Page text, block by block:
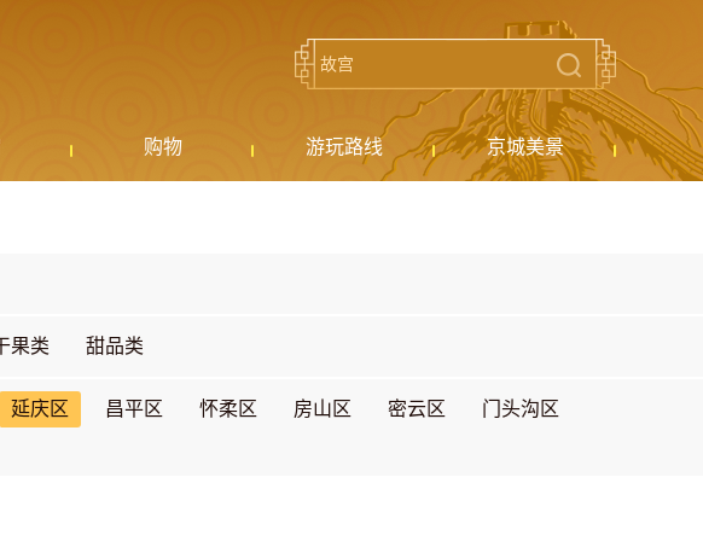
购物 游玩路线 京城美景
果类 甜品类
延庆区 昌平区 怀柔区 房山区 密云区
门头沟区